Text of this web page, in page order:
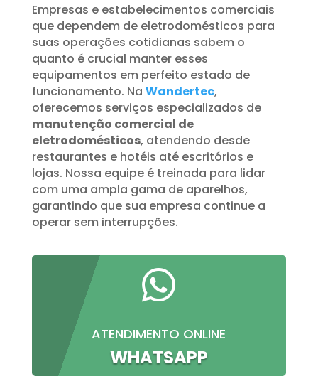
Empresas e estabelecimentos comerciais
que dependem de eletrodomésticos para
suas operações cotidianas sabem o
quanto é crucial manter esses
equipamentos em perfeito estado de
funcionamento. Na Wandertec,
oferecemos serviços especializados de
manutenção comercial de
eletrodomésticos, atendendo desde
restaurantes e hotéis até escritórios e
lojas. Nossa equipe é treinada para lidar
com uma ampla gama de aparelhos,
garantindo que sua empresa continue a
operar sem interrupções.

ATENDIMENTO ONLINE
WHATSAPP